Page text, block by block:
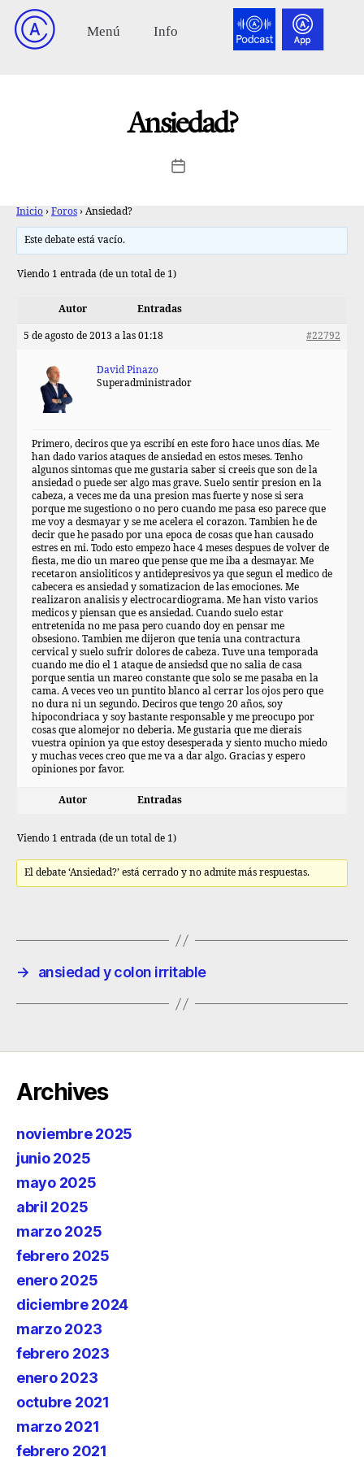
Ansiedad?
Inicio › Foros › Ansiedad?
Este debate está vacío.
Viendo 1 entrada (de un total de 1)
Autor Entradas
5 de agosto de 2013 a las 01:18 #22792
David Pinazo
Superadministrador
Primero, deciros que ya escribí en este foro hace unos días. Me
han dado varios ataques de ansiedad en estos meses. Tenho
algunos sintomas que me gustaria saber si creeis que son de la
ansiedad o puede ser algo mas grave. Suelo sentir presion en la
cabeza, a veces me da una presion mas fuerte y nose si sera
porque me sugestiono o no pero cuando me pasa eso parece que
me voy a desmayar y se me acelera el corazon. Tambien he de
decir que he pasado por una epoca de cosas que han causado
estres en mi. Todo esto empezo hace 4 meses despues de volver de
fiesta, me dio un mareo que pense que me iba a desmayar. Me
recetaron ansioliticos y antidepresivos ya que segun el medico de
cabecera es ansiedad y somatizacion de las emociones. Me
realizaron analisis y electrocardiograma. Me han visto varios
medicos y piensan que es ansiedad. Cuando suelo estar
entretenida no me pasa pero cuando doy en pensar me
obsesiono. Tambien me dijeron que tenia una contractura
cervical y suelo sufrir dolores de cabeza. Tuve una temporada
cuando me dio el 1 ataque de ansiedsd que no salia de casa
porque sentia un mareo constante que solo se me pasaba en la
cama. A veces veo un puntito blanco al cerrar los ojos pero que
no dura ni un segundo. Deciros que tengo 20 años, soy
hipocondriaca y soy bastante responsable y me preocupo por
cosas que alomejor no deberia. Me gustaria que me dierais
vuestra opinion ya que estoy desesperada y siento mucho miedo
y muchas veces creo que me va a dar algo. Gracias y espero
opiniones por favor.
Autor Entradas
Viendo 1 entrada (de un total de 1)
El debate ‘Ansiedad?’ está cerrado y no admite más respuestas.
→ ansiedad y colon irritable
Archives
noviembre 2025
junio 2025
mayo 2025
abril 2025
marzo 2025
febrero 2025
enero 2025
diciembre 2024
marzo 2023
febrero 2023
enero 2023
octubre 2021
marzo 2021
febrero 2021